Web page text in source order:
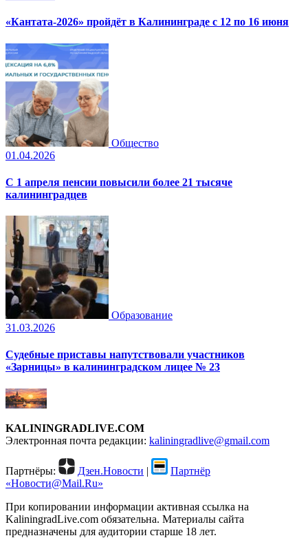
«Кантата-2026» пройдёт в Калининграде с 12 по 16 июня
Общество
01.04.2026
С 1 апреля пенсии повысили более 21 тысяче
калининградцев
Образование
31.03.2026
Судебные приставы напутствовали участников
«Зарницы» в калининградском лицее № 23
KALININGRADLIVE.COM
Электронная почта редакции: kaliningradlive@gmail.com
Партнёры: Дзен.Новости |
Партнёр
«Новости@Mail.Ru»
При копировании информации активная ссылка на
KaliningradLive.com обязательна. Материалы сайта
предназначены для аудитории старше 18 лет.